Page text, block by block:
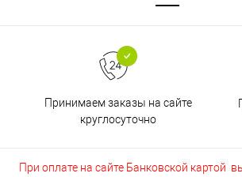
Принимаем заказы на сайте
круглосуточно
При оплате на сайте Банковской картой